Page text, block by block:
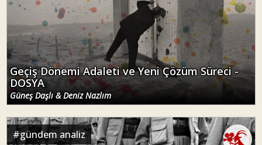
Geçiş Dönemi Adaleti ve Yeni Çözüm Süreci -
DOSYA
Güneş Daşlı & Deniz Nazlım
#gündem analiz